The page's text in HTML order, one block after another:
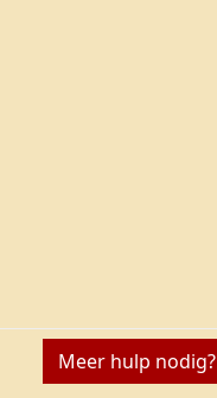
Meer hulp nodig?